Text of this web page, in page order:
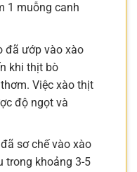
1 muỗng canh
đã ướp vào xào
khi thịt bò
Việc xào thịt
độ ngọt và
sơ chế vào xào
trong khoảng 3-5